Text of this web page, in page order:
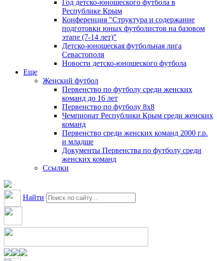
Год детско-юношеского футбола в
Республике Крым
Конференция "Структура и содержание
подготовки юных футболистов на базовом
этапе (7-14 лет)"
Детско-юношеская футбольная лига
Севастополя
Новости детско-юношеского футбола
Еще
Женский футбол
Первенство по футболу среди женских
команд до 16 лет
Первенство по футболу 8х8
Чемпионат Республики Крым среди женских
команд
Первенство среди женских команд 2000 г.р.
и младше
Документы Первенства по футболу среди
женских команд
Ссылки
Найти